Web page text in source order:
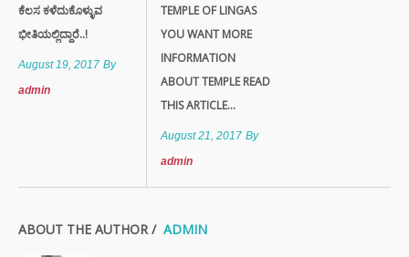
ಕೆಲಸ ಕಳೆದುಕೊಳ್ಳುವ
ಭೀತಿಯಲ್ಲಿದ್ದಾರೆ..!
August 19, 2017 By
admin
TEMPLE OF LINGAS
YOU WANT MORE
INFORMATION
ABOUT TEMPLE READ
THIS ARTICLE...
August 21, 2017 By
admin
ABOUT THE AUTHOR / ADMIN